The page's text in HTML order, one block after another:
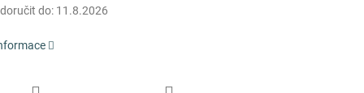
do: 11.8.2026